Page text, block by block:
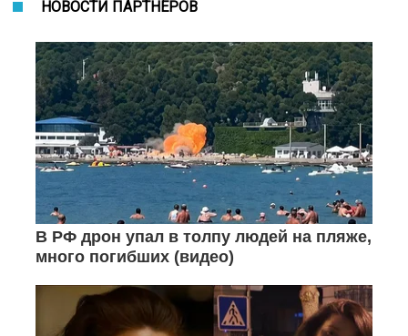
НОВОСТИ ПАРТНЕРОВ